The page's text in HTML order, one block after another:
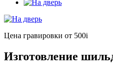
Цена гравировки от 500i
Изготовление